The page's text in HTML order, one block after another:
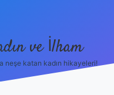
ve İlham
neşe katan kadın hikayeleri!